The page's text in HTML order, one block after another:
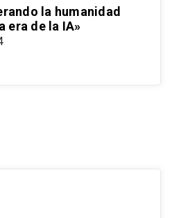
la humanidad
era de la IA»